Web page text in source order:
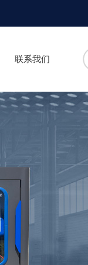
联系我们